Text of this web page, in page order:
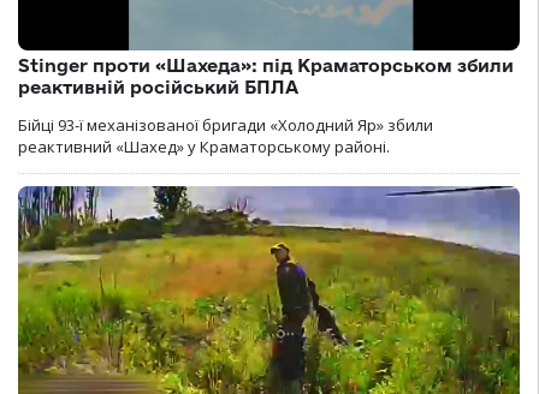
Stinger проти «Шахеда»: під Краматорськом збили
реактивній російський БПЛА
Бійці 93-ї механізованої бригади «Холодний Яр» збили
реактивний «Шахед» у Краматорському районі.